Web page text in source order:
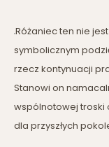
Różaniec ten nie
symbolicznym
rzecz kontynuacji
Stanowi on
wspólnotowej troski
dla przyszłych